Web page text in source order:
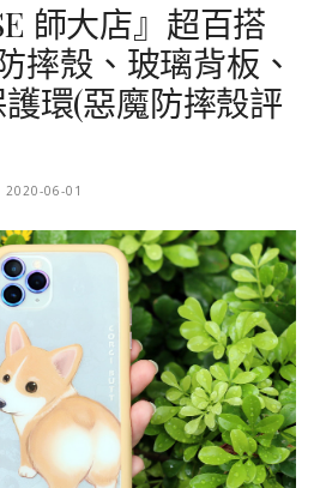
師大店』超百搭
摔殼、玻璃背板、
環(惡魔防摔殼評
2020-06-01